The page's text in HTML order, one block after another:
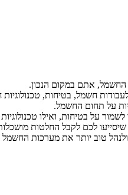
החשמל, אתם במקום הנכון.
חשמל, בטיחות, טכנולוגיות
על תחום החשמל.
על בטיחות, ואילו טכנולוגיות
לכם לקבל החלטות
ולנהל טוב יותר את מערכות